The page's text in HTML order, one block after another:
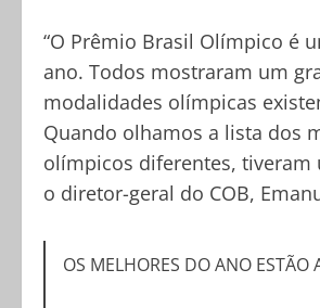
“O Prêmio Brasil Olímpico é
ano. Todos mostraram um
modalidades olímpicas
Quando olhamos a lista dos
olímpicos diferentes, tiveram
o diretor-geral do COB,
OS MELHORES DO ANO ESTÃO